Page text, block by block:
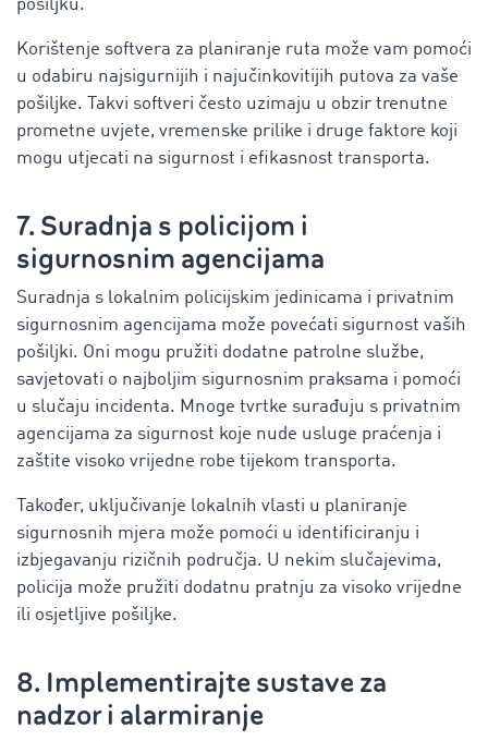
pošiljku.
Korištenje softvera za planiranje ruta može vam pomoći
u odabiru najsigurnijih i najučinkovitijih putova za vaše
pošiljke. Takvi softveri često uzimaju u obzir trenutne
prometne uvjete, vremenske prilike i druge faktore koji
mogu utjecati na sigurnost i efikasnost transporta.
7. Suradnja s policijom i
sigurnosnim agencijama
Suradnja s lokalnim policijskim jedinicama i privatnim
sigurnosnim agencijama može povećati sigurnost vaših
pošiljki. Oni mogu pružiti dodatne patrolne službe,
savjetovati o najboljim sigurnosnim praksama i pomoći
u slučaju incidenta. Mnoge tvrtke surađuju s privatnim
agencijama za sigurnost koje nude usluge praćenja i
zaštite visoko vrijedne robe tijekom transporta.
Također, uključivanje lokalnih vlasti u planiranje
sigurnosnih mjera može pomoći u identificiranju i
izbjegavanju rizičnih područja. U nekim slučajevima,
policija može pružiti dodatnu pratnju za visoko vrijedne
ili osjetljive pošiljke.
8. Implementirajte sustave za
nadzor i alarmiranje